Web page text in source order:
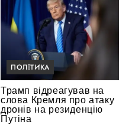
ПОЛІТИКА
Трамп відреагував на
слова Кремля про атаку
дронів на резиденцію
Путіна